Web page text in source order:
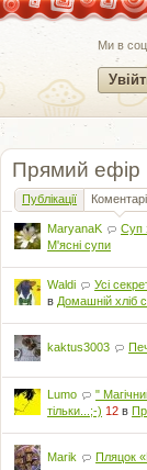
Ми в
Прямий ефір
Публікації Коментарі
MaryanaK Суп
М'ясні супи
Waldi Усі
в Домашній хліб
kaktus3003
Lumo
"
тільки...;-) 12 в
Marik Пляцок